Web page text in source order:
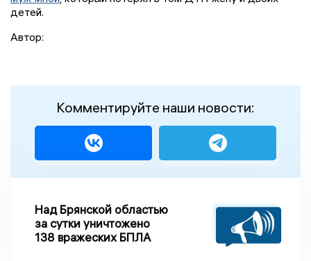
детей.
Автор:
Комментируйте наши новости:
Над Брянской областью
за сутки уничтожено
138 вражеских БПЛА